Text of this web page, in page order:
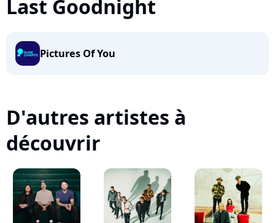
Last Goodnight
Pictures Of You
D'autres artistes à
découvrir